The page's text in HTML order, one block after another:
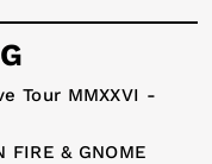
Tour MMXXVI -
FIRE & GNOME